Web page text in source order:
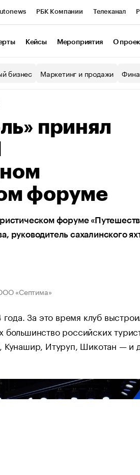
РБК Компании Телеканал
Экономика Бизнес
Кейсы Мероприятия О
бизнес Маркетинг и продажи
принял
форуме
форуме
руководитель сахалинского
«Септима»
года. За это время клуб
российских
Кунашир, Итуруп, Шикотан — и